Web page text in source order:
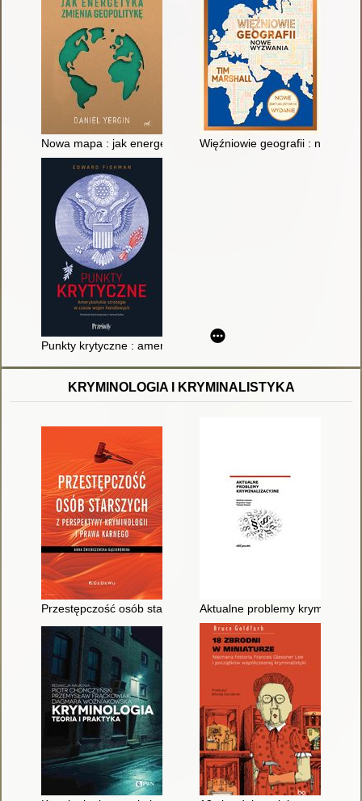
Nowa mapa : jak energetyka zmienia geopolitykę
Więźniowie geografii : nowe
Punkty krytyczne : amerykańskie strategie w czasie wojen
KRYMINOLOGIA I KRYMINALISTYKA
Przestępczość osób starszych z perspektywy kryminologii i
Aktualne problemy